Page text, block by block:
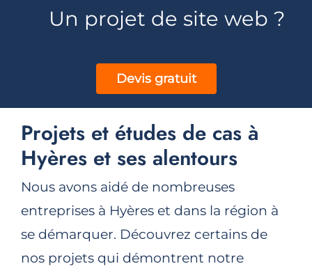
Un projet de site web ?
Devis gratuit
Projets et études de cas à
Hyères et ses alentours
Nous avons aidé de nombreuses
entreprises à Hyères et dans la région à
se démarquer. Découvrez certains de
nos projets qui démontrent notre